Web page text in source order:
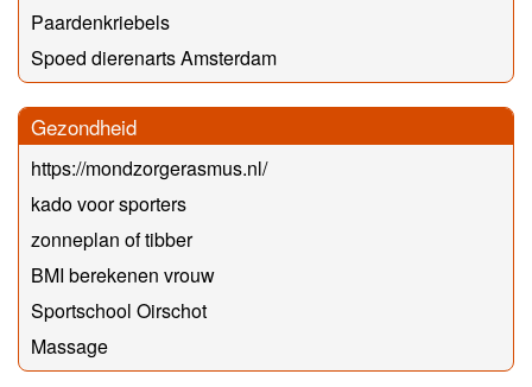
Paardenkriebels
Spoed dierenarts Amsterdam
Gezondheid
https://mondzorgerasmus.nl/
kado voor sporters
zonneplan of tibber
BMI berekenen vrouw
Sportschool Oirschot
Massage